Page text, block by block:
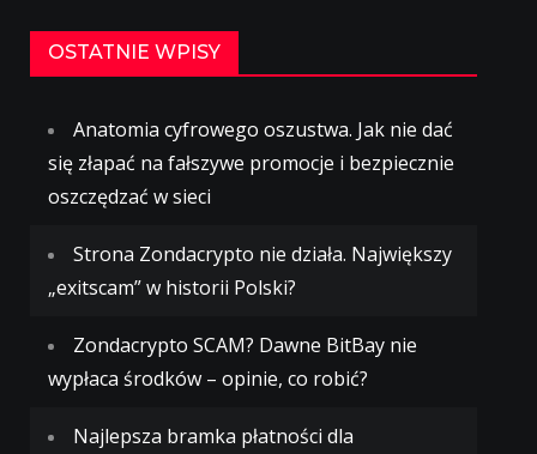
OSTATNIE WPISY
Anatomia cyfrowego oszustwa. Jak nie dać
się złapać na fałszywe promocje i bezpiecznie
oszczędzać w sieci
Strona Zondacrypto nie działa. Największy
„exitscam” w historii Polski?
Zondacrypto SCAM? Dawne BitBay nie
wypłaca środków – opinie, co robić?
Najlepsza bramka płatności dla